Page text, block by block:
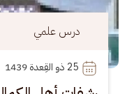
درس علمي
25